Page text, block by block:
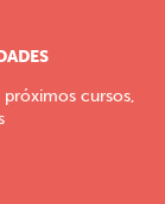
cursos,